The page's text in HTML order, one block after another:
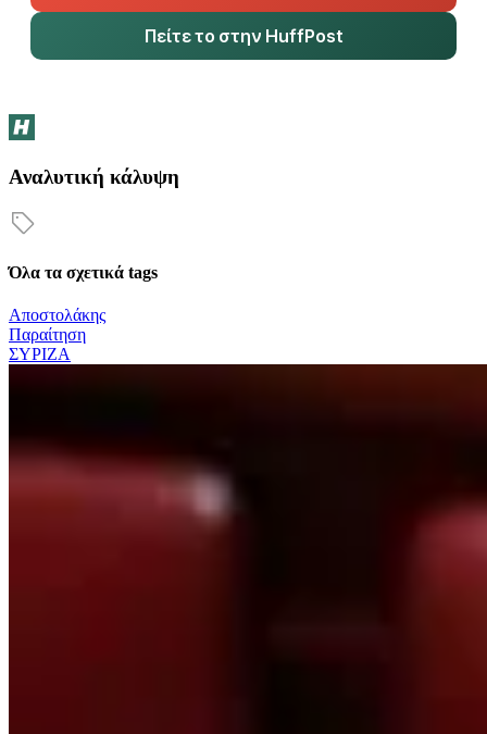
Πείτε το στην HuffPost
Αναλυτική κάλυψη
Όλα τα σχετικά tags
Αποστολάκης
Παραίτηση
ΣΥΡΙΖΑ